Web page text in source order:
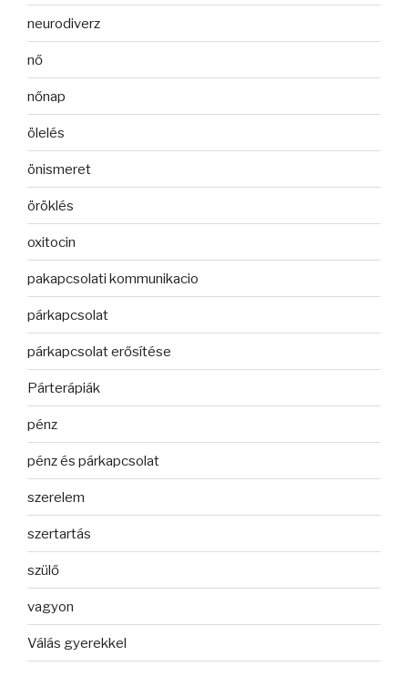
neurodiverz
nő
nőnap
ölelés
önismeret
öröklés
oxitocin
pakapcsolati kommunikacio
párkapcsolat
párkapcsolat erősítése
Párterápiák
pénz
pénz és párkapcsolat
szerelem
szertartás
szülő
vagyon
Válás gyerekkel